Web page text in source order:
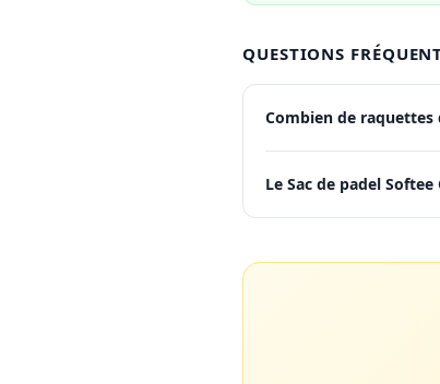
QUESTIONS
Combien de raquettes
Le Sac de padel